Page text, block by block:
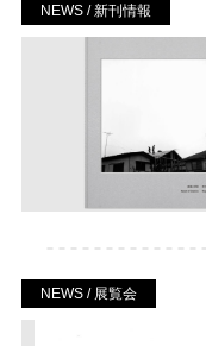
NEWS / 新刊情報
NEWS / 展覧会